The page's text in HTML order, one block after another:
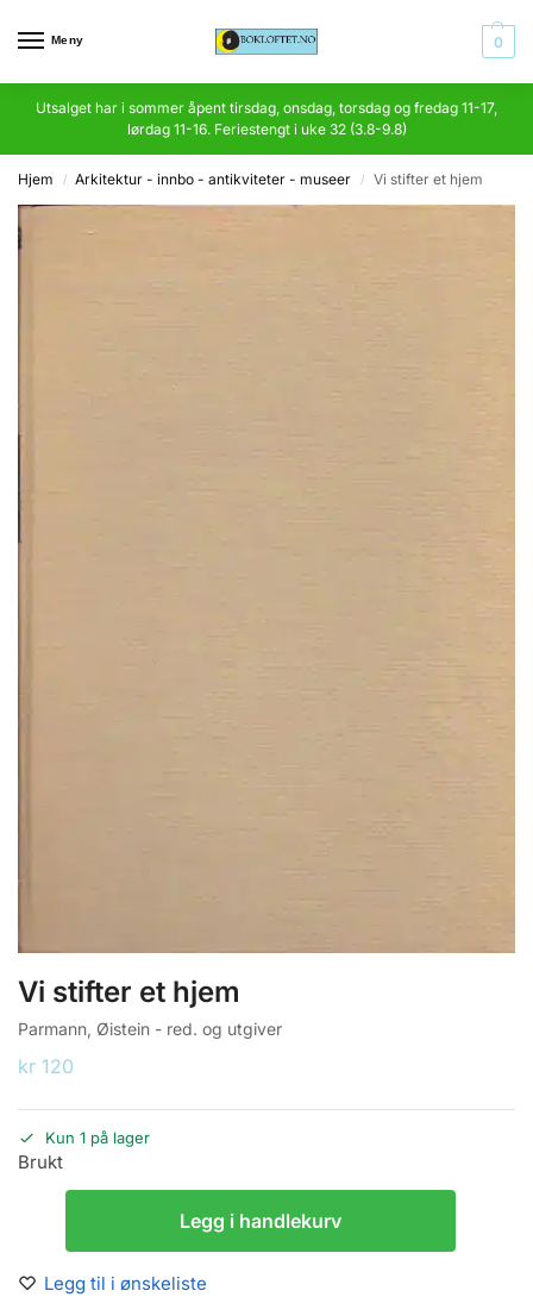
Meny 0
Utsalget har i sommer åpent tirsdag, onsdag, torsdag og fredag 11-17,
lørdag 11-16. Feriestengt i uke 32 (3.8-9.8)
Hjem / Arkitektur - innbo - antikviteter - museer / Vi stifter et hjem
Vi stifter et hjem
Parmann, Øistein - red. og utgiver
kr 120
Kun 1 på lager
Brukt
Legg i handlekurv
Legg til i ønskeliste